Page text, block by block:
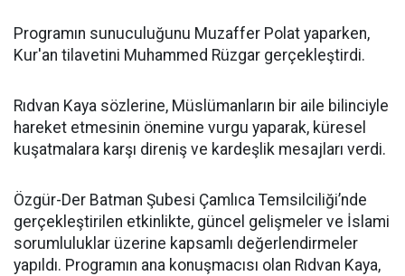
Programın sunuculuğunu Muzaffer Polat yaparken,
Kur'an tilavetini Muhammed Rüzgar gerçekleştirdi.
Rıdvan Kaya sözlerine, Müslümanların bir aile bilinciyle
hareket etmesinin önemine vurgu yaparak, küresel
kuşatmalara karşı direniş ve kardeşlik mesajları verdi.
Özgür-Der Batman Şubesi Çamlıca Temsilciliği’nde
gerçekleştirilen etkinlikte, güncel gelişmeler ve İslami
sorumluluklar üzerine kapsamlı değerlendirmeler
yapıldı. Programın ana konuşmacısı olan Rıdvan Kaya,